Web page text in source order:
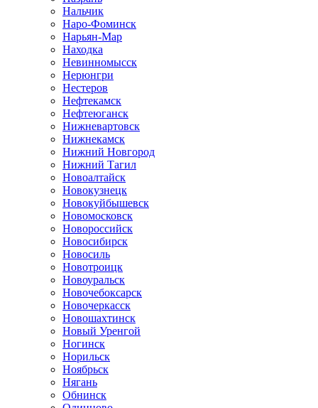
Нальчик
Наро-Фоминск
Нарьян-Мар
Находка
Невинномысск
Нерюнгри
Нестеров
Нефтекамск
Нефтеюганск
Нижневартовск
Нижнекамск
Нижний Новгород
Нижний Тагил
Новоалтайск
Новокузнецк
Новокуйбышевск
Новомосковск
Новороссийск
Новосибирск
Новосиль
Новотроицк
Новоуральск
Новочебоксарск
Новочеркасск
Новошахтинск
Новый Уренгой
Ногинск
Норильск
Ноябрьск
Нягань
Обнинск